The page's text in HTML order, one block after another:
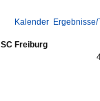
Kalender
SC Freiburg